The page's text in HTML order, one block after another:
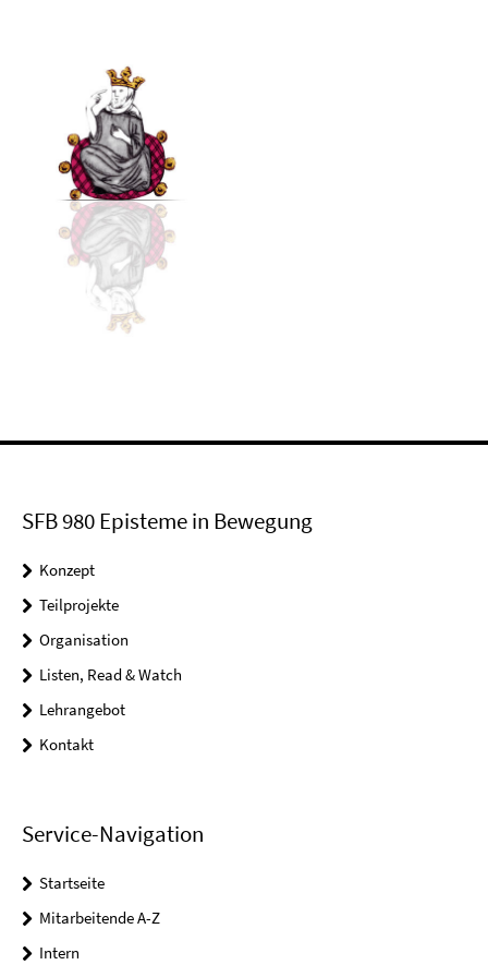
SFB 980 Episteme in Bewegung
Konzept
Teilprojekte
Organisation
Listen, Read & Watch
Lehrangebot
Kontakt
Service-Navigation
Startseite
Mitarbeitende A-Z
Intern